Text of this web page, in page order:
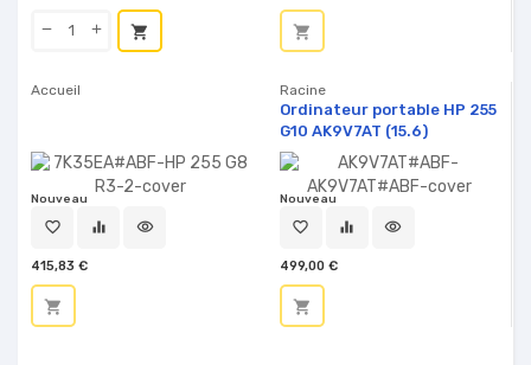
shopping_cart shopping_cart
Accueil
Nouveau
favorite_border equalizer visibility
415,83 €
shopping_cart
Racine
Ordinateur portable HP 255
G10 AK9V7AT (15.6)
Nouveau
favorite_border equalizer visibility
499,00 €
shopping_cart